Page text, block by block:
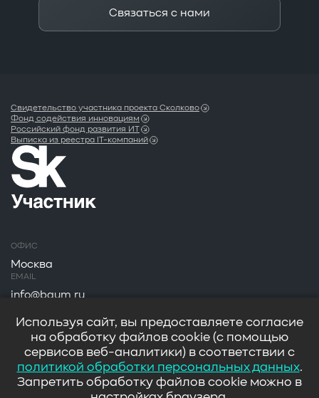
Связаться с нами
Свидетельство участника проекта Сколково
Фонд содействия инновациям
Российский фонд развития ИТ
Выписка из реестра IT-компаний
ОФИС
Москва
EMAIL
info@baum.ru
Москва, ул. Нобеля д. 7
Используя сайт, вы предоставляете согласие
на обработку файлов cookie (с помощью
сервисов веб-аналитики) в соответствии с
политикой обработки персональных данных.
Запретить обработку файлов cookie можно в